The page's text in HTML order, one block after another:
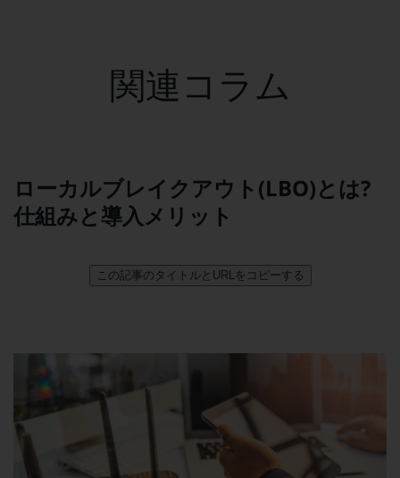
ネットワーク・モバイル
セキュリティ
5G
運用管理
業務支援・マーケティング
災害対策・BCP
課題・ニーズで探す
課題・ニーズで探すTOP
関連コラム
ローカルブレイクアウト(LBO)とは?
仕組みと導入メリット
この記事のタイトルとURLをコピーする